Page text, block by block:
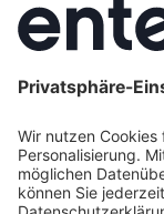
Wenn die
die
außerdem den
vorteilhaft